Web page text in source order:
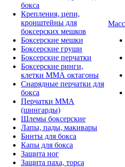
бокса
Крепления, цепи,
кронштейны для
боксерских мешков
Боксерские мешки
Боксерские груши
Боксерские перчатки
Боксерские ринги,
клетки ММА октагоны
Снарядные перчатки для
бокса
Перчатки MMA
(шингарды)
Шлемы боксерские
Лапы, пады, макивары
Бинты для бокса
Капы для бокса
Защита ног
Защита паха, торса